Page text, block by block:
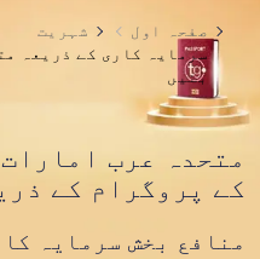
صفحہ اول
شہریت
سرمایہ کاری کے ذریعہ
بنیں
متحدہ عرب
کے پروگرام کے
منافع بخش سرمایہ